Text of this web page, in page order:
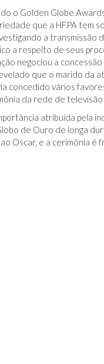
o Golden Globe
que a HFPA tem
a transmissão
a respeito de seus
negociou a
que o marido da
concedido vários
da rede de televisão
atribuída pela
de Ouro de longa
ao Oscar, e a cerimônia é